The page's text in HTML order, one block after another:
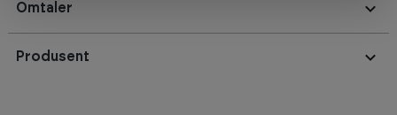
Omtaler
Produsent